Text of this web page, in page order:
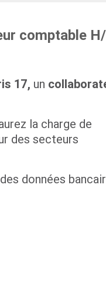
comptable
17, un
la charge de
des secteurs
données